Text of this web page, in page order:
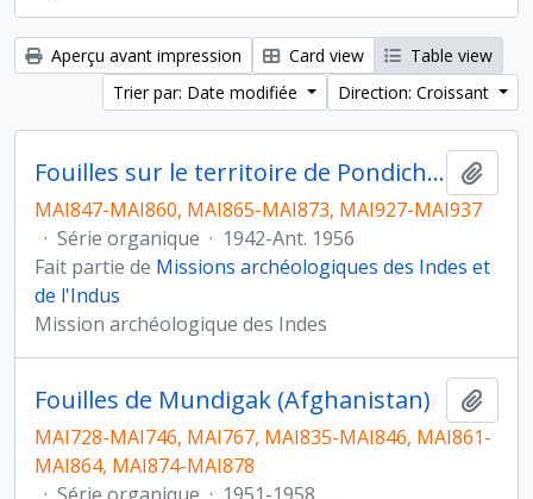
Aperçu avant impression Card view
Table view
Trier par: Date modifiée
Direction: Croissant
Fouilles sur le territoire de Pondichery (Inde)
MAI847-MAI860, MAI865-MAI873, MAI927-MAI937
· Série organique · 1942-Ant. 1956
Fait partie de Missions archéologiques des Indes et
de l'Indus
Mission archéologique des Indes
Fouilles de Mundigak (Afghanistan)
MAI728-MAI746, MAI767, MAI835-MAI846, MAI861-
MAI864, MAI874-MAI878